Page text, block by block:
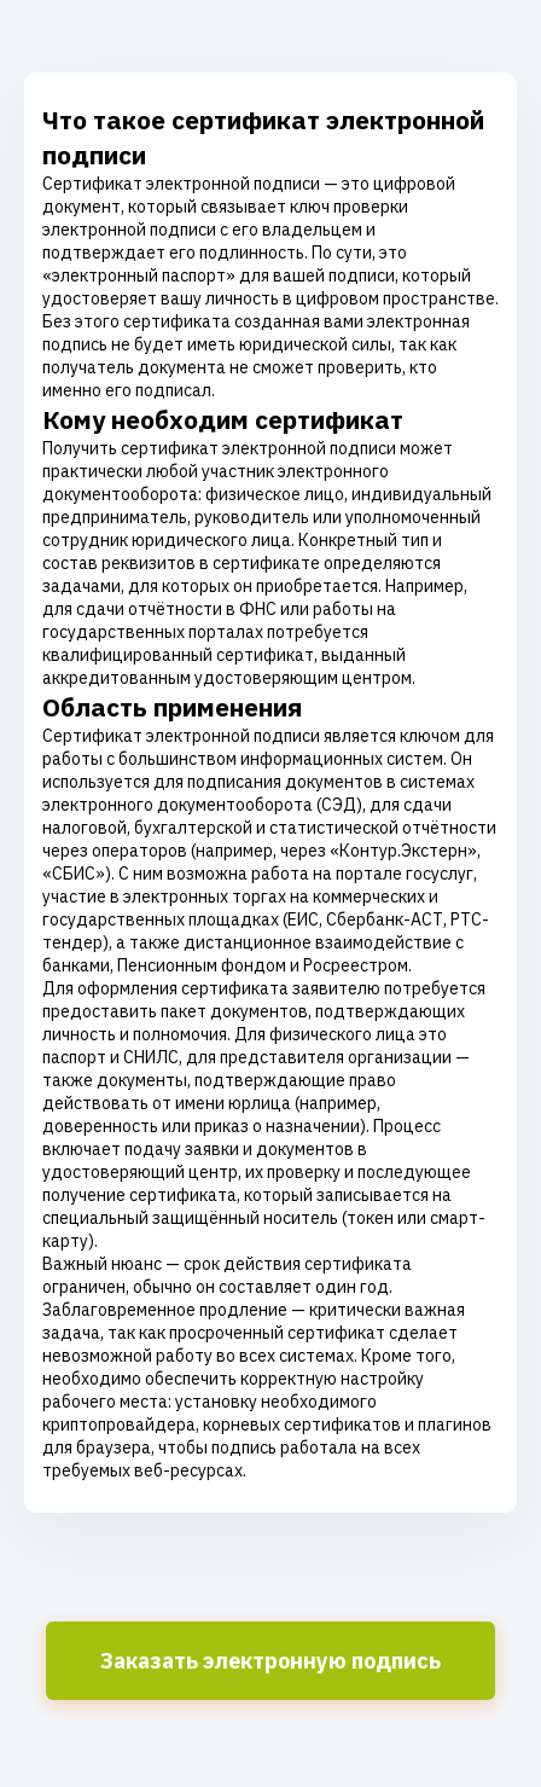
Что такое сертификат электронной
подписи
Сертификат электронной подписи — это цифровой
документ, который связывает ключ проверки
электронной подписи с его владельцем и
подтверждает его подлинность. По сути, это
«электронный паспорт» для вашей подписи, который
удостоверяет вашу личность в цифровом пространстве.
Без этого сертификата созданная вами электронная
подпись не будет иметь юридической силы, так как
получатель документа не сможет проверить, кто
именно его подписал.
Кому необходим сертификат
Получить сертификат электронной подписи может
практически любой участник электронного
документооборота: физическое лицо, индивидуальный
предприниматель, руководитель или уполномоченный
сотрудник юридического лица. Конкретный тип и
состав реквизитов в сертификате определяются
задачами, для которых он приобретается. Например,
для сдачи отчётности в ФНС или работы на
государственных порталах потребуется
квалифицированный сертификат, выданный
аккредитованным удостоверяющим центром.
Область применения
Сертификат электронной подписи является ключом для
работы с большинством информационных систем. Он
используется для подписания документов в системах
электронного документооборота (СЭД), для сдачи
налоговой, бухгалтерской и статистической отчётности
через операторов (например, через «Контур.Экстерн»,
«СБИС»). С ним возможна работа на портале госуслуг,
участие в электронных торгах на коммерческих и
государственных площадках (ЕИС, Сбербанк-АСТ, РТС-
тендер), а также дистанционное взаимодействие с
банками, Пенсионным фондом и Росреестром.
Для оформления сертификата заявителю потребуется
предоставить пакет документов, подтверждающих
личность и полномочия. Для физического лица это
паспорт и СНИЛС, для представителя организации —
также документы, подтверждающие право
действовать от имени юрлица (например,
доверенность или приказ о назначении). Процесс
включает подачу заявки и документов в
удостоверяющий центр, их проверку и последующее
получение сертификата, который записывается на
специальный защищённый носитель (токен или смарт-
карту).
Важный нюанс — срок действия сертификата
ограничен, обычно он составляет один год.
Заблаговременное продление — критически важная
задача, так как просроченный сертификат сделает
невозможной работу во всех системах. Кроме того,
необходимо обеспечить корректную настройку
рабочего места: установку необходимого
криптопровайдера, корневых сертификатов и плагинов
для браузера, чтобы подпись работала на всех
требуемых веб-ресурсах.
Заказать электронную подпись